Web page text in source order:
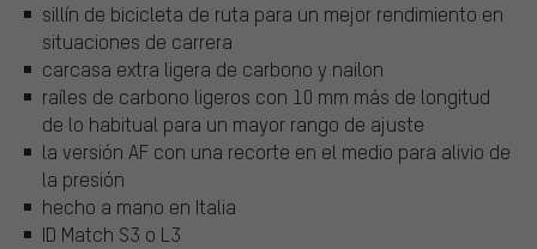
sillín de bicicleta de ruta para un mejor rendimiento en
situaciones de carrera
carcasa extra ligera de carbono y nailon
raíles de carbono ligeros con 10 mm más de longitud
de lo habitual para un mayor rango de ajuste
la versión AF con una recorte en el medio para alivio de
la presión
hecho a mano en Italia
ID Match S3 o L3